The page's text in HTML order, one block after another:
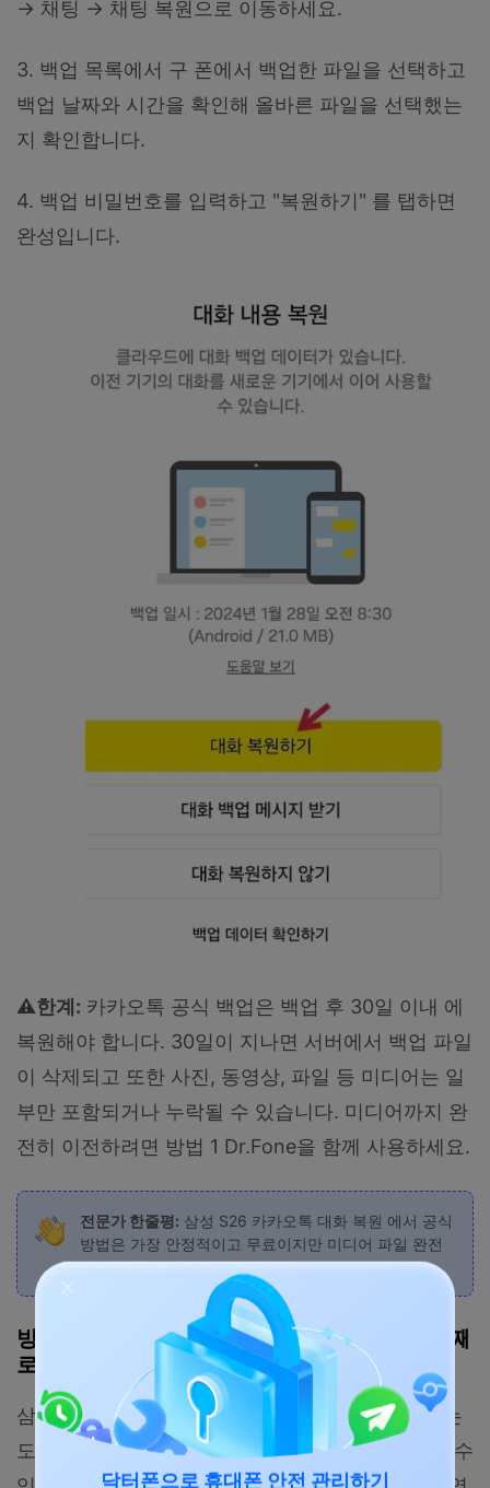
→ 채팅 → 채팅 복원으로 이동하세요.
3. 백업 목록에서 구 폰에서 백업한 파일을 선택하고
백업 날짜와 시간을 확인해 올바른 파일을 선택했는
지 확인합니다.
4. 백업 비밀번호를 입력하고 "복원하기" 를 탭하면
완성입니다.
⚠️한계: 카카오톡 공식 백업은 백업 후 30일 이내 에
복원해야 합니다. 30일이 지나면 서버에서 백업 파일
이 삭제되고 또한 사진, 동영상, 파일 등 미디어는 일
부만 포함되거나 누락될 수 있습니다. 미디어까지 완
전히 이전하려면 방법 1 Dr.Fone을 함께 사용하세요.
전문가 한줄평: 삼성 S26 카카오톡 대화 복원 에서 공식
방법은 가장 안정적이고 무료이지만 미디어 파일 완전
이전에는 한계가 있습니다.
방법 3 | 스마트 스위치로 카카오톡 데이터 통째
로 이전
삼성 스마트 스위치는 기기 전체 데이터를 이전하는
도구로, 카카오톡 앱과 일부 데이터를 함께 이전할 수
닥터폰으로 휴대폰 안전 관리하기